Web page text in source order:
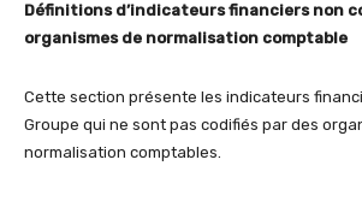
Définitions d’indicateurs financiers non
organismes de normalisation comptable
Cette section présente les indicateurs
Groupe qui ne sont pas codifiés par des
normalisation comptables.